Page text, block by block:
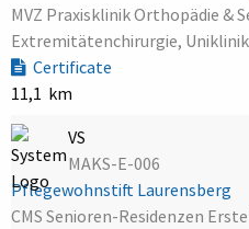
MVZ Praxisklinik Orthopädie &
Extremitätenchirurgie, Uniklinik
Certificate
11,1 km
VS
MAKS-E-006
Pflegewohnstift Laurensberg
CMS Senioren-Residenzen Erste